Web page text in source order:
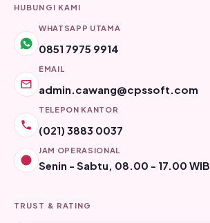
HUBUNGI KAMI
WHATSAPP UTAMA
0851 7975 9914
EMAIL
admin.cawang@cpssoft.com
TELEPON KANTOR
(021) 3883 0037
JAM OPERASIONAL
Senin - Sabtu, 08.00 - 17.00 WIB
TRUST & RATING